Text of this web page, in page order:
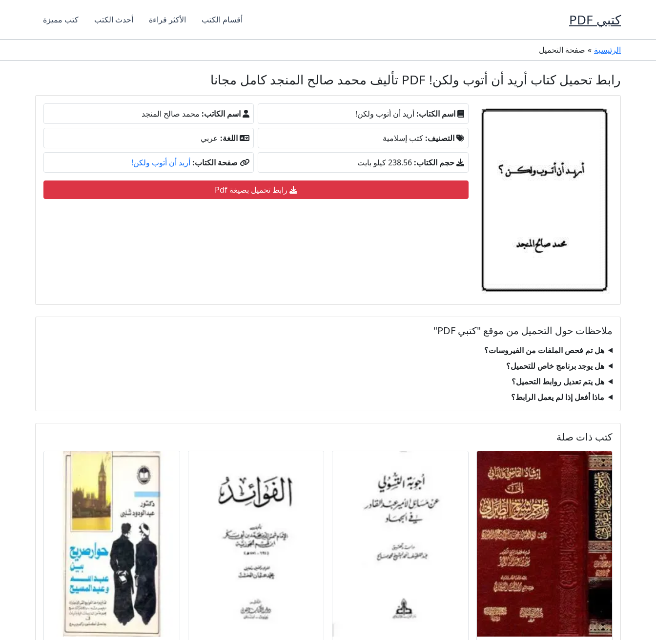
كتبي PDF أقسام الكتب الأكثر قراءة أحدث الكتب كتب مميزة
الرئيسية صفحة التحميل
رابط تحميل كتاب أريد أن أتوب ولكن! PDF تأليف محمد صالح المنجد كامل مجانا
اسم الكتاب: أريد أن أتوب ولكن! اسم الكاتب: محمد صالح المنجد
التصنيف: كتب إسلامية اللغة: عربي
حجم الكتاب: 238.56 كيلو بايت صفحة الكتاب: أريد أن أتوب ولكن!
رابط تحميل بصيغة Pdf
ملاحظات حول التحميل من موقع "كتبي PDF"
هل تم فحص الملفات من الفيروسات؟
هل يوجد برنامج خاص للتحميل؟
هل يتم تعديل روابط التحميل؟
ماذا أفعل إذا لم يعمل الرابط؟
كتب ذات صلة